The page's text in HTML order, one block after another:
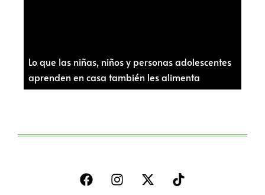
Lo que las niñas, niños y personas adolescentes
aprenden en casa también les alimenta